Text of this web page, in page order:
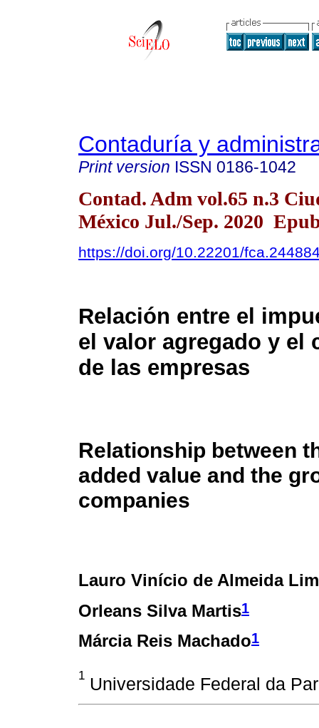
Contaduría y
Print version ISSN 0186-1042
Contad. Adm vol.65 n.3
México Jul./Sep. 2020
https://doi.org/10.22201/
Relación entre el
el valor agregado y el
de las empresas
Relationship between
added value and the
companies
Lauro Vinício de Almeida
Orleans Silva Martis1
Márcia Reis Machado1
1 Universidade Federal da